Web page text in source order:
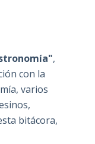
,
con la
varios
bitácora,